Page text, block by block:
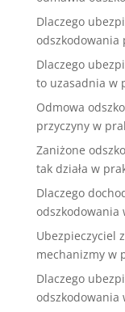
Dlaczego
odszkodowania
Dlaczego
to uzasadnia w
Odmowa
przyczyny w
Zaniżone
tak działa w
Dlaczego
odszkodowania
Ubezpieczyciel
mechanizmy w
Dlaczego
odszkodowania